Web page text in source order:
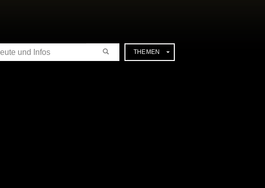
THEMEN